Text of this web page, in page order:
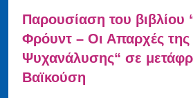
Παρουσίαση του βιβλίου
Φρόυντ – Οι Απαρχές της
Ψυχανάλυσης“ σε
Βαϊκούση